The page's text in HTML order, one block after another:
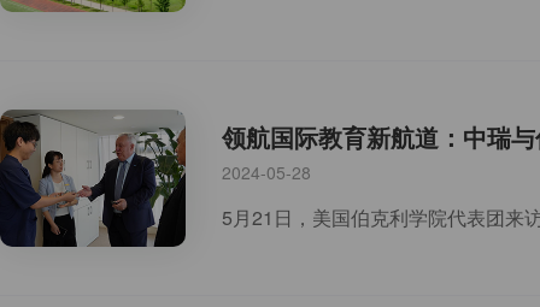
领航国际教育新航道：中瑞
2024-05-28